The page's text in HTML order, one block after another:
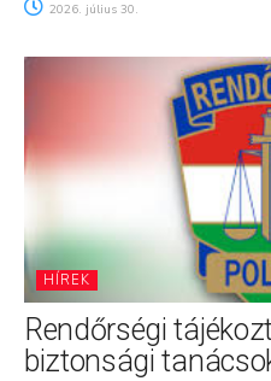
2026. július 30.
HÍREK
Rendőrségi
biztonsági